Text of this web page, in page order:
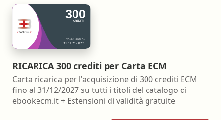
RICARICA 300 crediti per Carta ECM
Carta ricarica per l'acquisizione di 300 crediti ECM
fino al 31/12/2027 su tutti i titoli del catalogo di
ebookecm.it + Estensioni di validità gratuite